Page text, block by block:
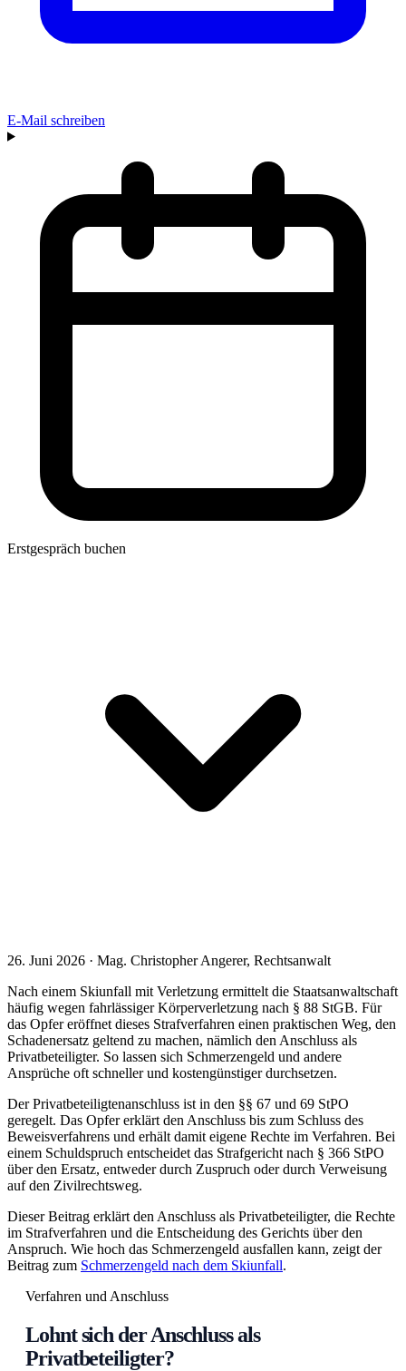
E-Mail schreiben
Erstgespräch buchen
26. Juni 2026 · Mag. Christopher Angerer, Rechtsanwalt
Nach einem Skiunfall mit Verletzung ermittelt die Staatsanwaltschaft
häufig wegen fahrlässiger Körperverletzung nach § 88 StGB. Für
das Opfer eröffnet dieses Strafverfahren einen praktischen Weg, den
Schadenersatz geltend zu machen, nämlich den Anschluss als
Privatbeteiligter. So lassen sich Schmerzengeld und andere
Ansprüche oft schneller und kostengünstiger durchsetzen.
Der Privatbeteiligtenanschluss ist in den §§ 67 und 69 StPO
geregelt. Das Opfer erklärt den Anschluss bis zum Schluss des
Beweisverfahrens und erhält damit eigene Rechte im Verfahren. Bei
einem Schuldspruch entscheidet das Strafgericht nach § 366 StPO
über den Ersatz, entweder durch Zuspruch oder durch Verweisung
auf den Zivilrechtsweg.
Dieser Beitrag erklärt den Anschluss als Privatbeteiligter, die Rechte
im Strafverfahren und die Entscheidung des Gerichts über den
Anspruch. Wie hoch das Schmerzengeld ausfallen kann, zeigt der
Beitrag zum Schmerzengeld nach dem Skiunfall.
Verfahren und Anschluss
Lohnt sich der Anschluss als
Privatbeteiligter?